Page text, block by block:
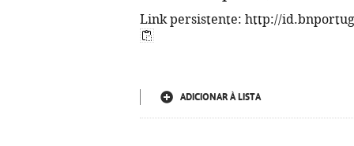
Link persistente: http://
ADICIONAR À LISTA